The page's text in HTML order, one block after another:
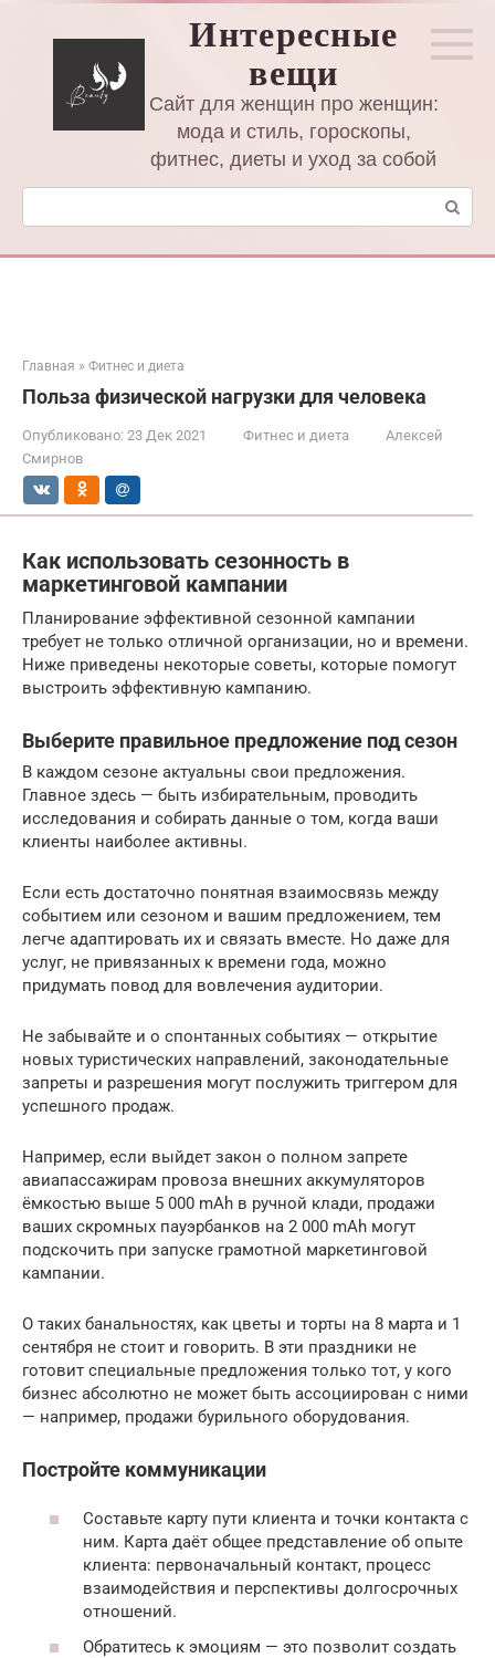
Интересные
вещи
Сайт для женщин про женщин:
мода и стиль, гороскопы,
фитнес, диеты и уход за собой
Поиск:
Главная » Фитнес и диета
Польза физической нагрузки для человека
Опубликовано: 23 Дек 2021 Фитнес и диета
Алексей
Смирнов
Как использовать сезонность в
маркетинговой кампании
Планирование эффективной сезонной кампании
требует не только отличной организации, но и времени.
Ниже приведены некоторые советы, которые помогут
выстроить эффективную кампанию.
Выберите правильное предложение под сезон
В каждом сезоне актуальны свои предложения.
Главное здесь — быть избирательным, проводить
исследования и собирать данные о том, когда ваши
клиенты наиболее активны.
Если есть достаточно понятная взаимосвязь между
событием или сезоном и вашим предложением, тем
легче адаптировать их и связать вместе. Но даже для
услуг, не привязанных к времени года, можно
придумать повод для вовлечения аудитории.
Не забывайте и о спонтанных событиях — открытие
новых туристических направлений, законодательные
запреты и разрешения могут послужить триггером для
успешного продаж.
Например, если выйдет закон о полном запрете
авиапассажирам провоза внешних аккумуляторов
ёмкостью выше 5 000 mAh в ручной клади, продажи
ваших скромных пауэрбанков на 2 000 mAh могут
подскочить при запуске грамотной маркетинговой
кампании.
О таких банальностях, как цветы и торты на 8 марта и 1
сентября не стоит и говорить. В эти праздники не
готовит специальные предложения только тот, у кого
бизнес абсолютно не может быть ассоциирован с ними
— например, продажи бурильного оборудования.
Постройте коммуникации
Составьте карту пути клиента и точки контакта с
ним. Карта даёт общее представление об опыте
клиента: первоначальный контакт, процесс
взаимодействия и перспективы долгосрочных
отношений.
Обратитесь к эмоциям — это позволит создать